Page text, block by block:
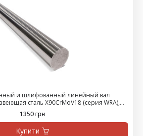
и шлифованный линейный вал
сталь X90CrMoV18 (серия WRA),
1350 грн
Купити